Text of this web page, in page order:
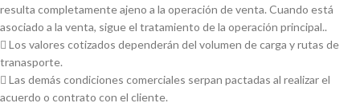
resulta completamente ajeno a la operación de venta. Cuando está
asociado a la venta, sigue el tratamiento de la operación principal..
 Los valores cotizados dependerán del volumen de carga y rutas de
tranasporte.
 Las demás condiciones comerciales serpan pactadas al realizar el
acuerdo o contrato con el cliente.